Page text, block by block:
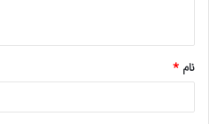
*
نام *